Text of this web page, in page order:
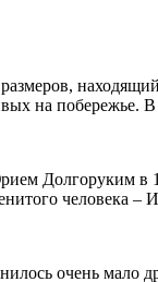
на побережье.
Долгоруким в
человека
очень мало